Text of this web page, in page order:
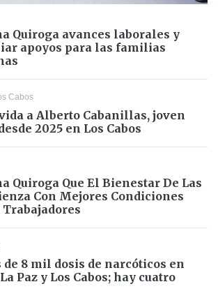
Quiroga avances laborales y
apoyos para las familias
Cabos
a Alberto Cabanillas, joven
2025 en Los Cabos
Quiroga Que El Bienestar De Las
Con Mejores Condiciones
Trabajadores
de 8 mil dosis de narcóticos en
Paz y Los Cabos; hay cuatro